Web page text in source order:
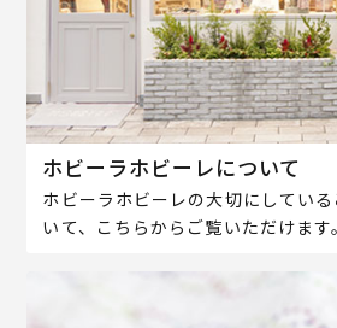
ホビーラホビーレについて
ホビーラホビーレの大切にしてい
いて、こちらからご覧いただけます。